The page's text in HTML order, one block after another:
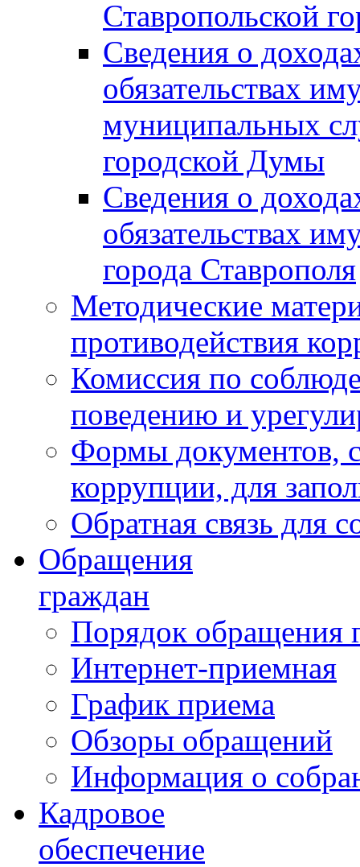
Ставропольской
Сведения о
обязательствах
муниципальных
городской Думы
Сведения о
обязательствах
города Ставрополя
Методические
противодействия
Комиссия по
поведению и
Формы документов,
коррупции, для
Обратная связь для
Обращения
граждан
Порядок обращения
Интернет-приемная
График приема
Обзоры обращений
Информация о
Кадровое
обеспечение